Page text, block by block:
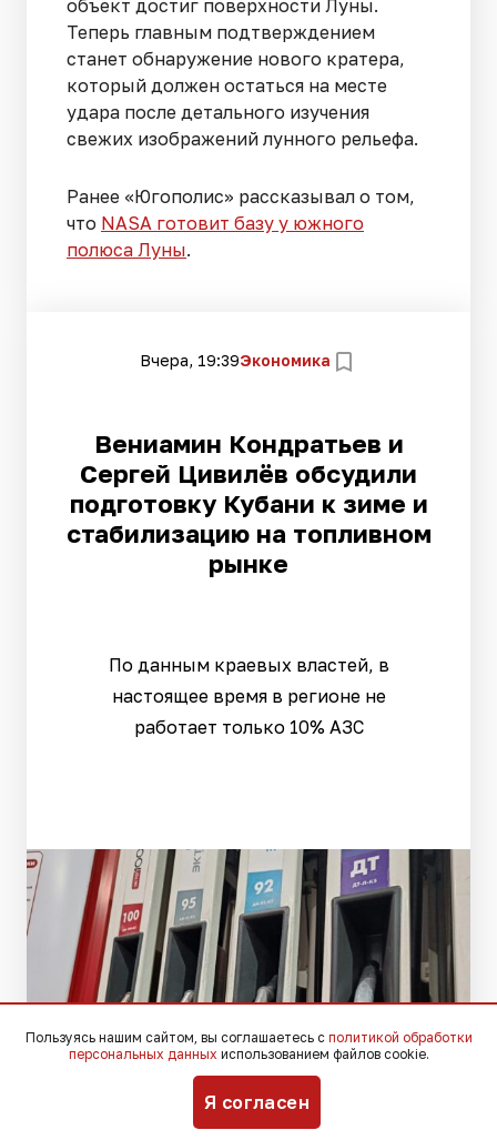
объект достиг поверхности Луны.
Теперь главным подтверждением
станет обнаружение нового кратера,
который должен остаться на месте
удара после детального изучения
свежих изображений лунного рельефа.
Ранее «Югополис» рассказывал о том,
что NASA готовит базу у южного
полюса Луны.
Вчера, 19:39Экономика
Вениамин Кондратьев и
Сергей Цивилёв обсудили
подготовку Кубани к зиме и
стабилизацию на топливном
рынке
По данным краевых властей, в
настоящее время в регионе не
работает только 10% АЗС
Пользуясь нашим сайтом, вы соглашаетесь с политикой обработки
персональных данных использованием файлов cookie.
Я согласен